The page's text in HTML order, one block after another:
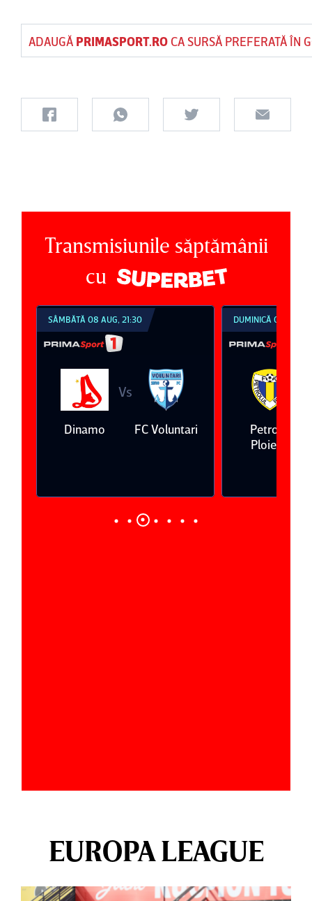
ADAUGĂ PRIMASPORT.ROCA SURSĂ PREFERATĂ ÎN
Transmisiunile săptămânii
cu
SÂMBĂTĂ 08 AUG, 21:30
Dinamo
Vs
FC Voluntari
DUMINICĂ 09 AUG,
Petrolul
Ploieşti
EUROPA LEAGUE